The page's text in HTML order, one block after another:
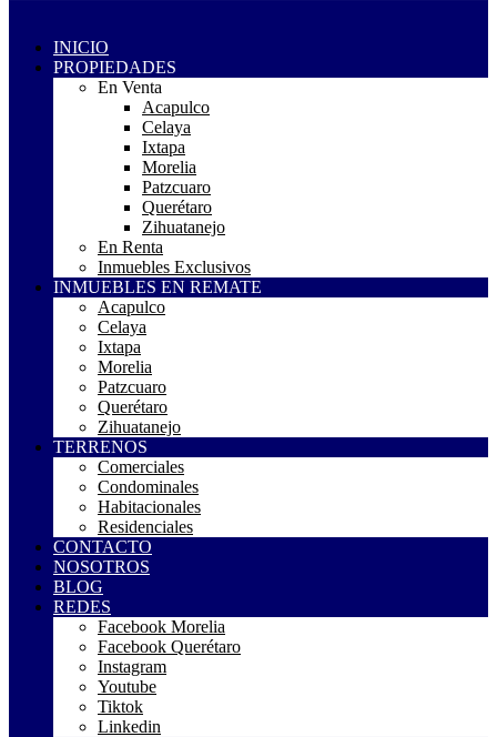
INICIO
PROPIEDADES
En Venta
Acapulco
Celaya
Ixtapa
Morelia
Patzcuaro
Querétaro
Zihuatanejo
En Renta
Inmuebles Exclusivos
INMUEBLES EN REMATE
Acapulco
Celaya
Ixtapa
Morelia
Patzcuaro
Querétaro
Zihuatanejo
TERRENOS
Comerciales
Condominales
Habitacionales
Residenciales
CONTACTO
NOSOTROS
BLOG
REDES
Facebook Morelia
Facebook Querétaro
Instagram
Youtube
Tiktok
Linkedin